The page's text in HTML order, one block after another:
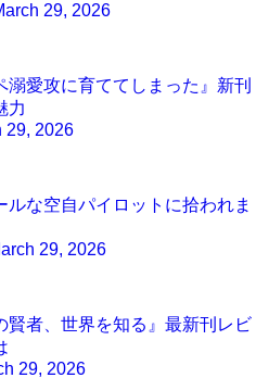
29, 2026
溺愛攻に育ててしまった』新刊
力
29, 2026
ルな空自パイロットに拾われま
29, 2026
賢者、世界を知る』最新刊レビ
29, 2026